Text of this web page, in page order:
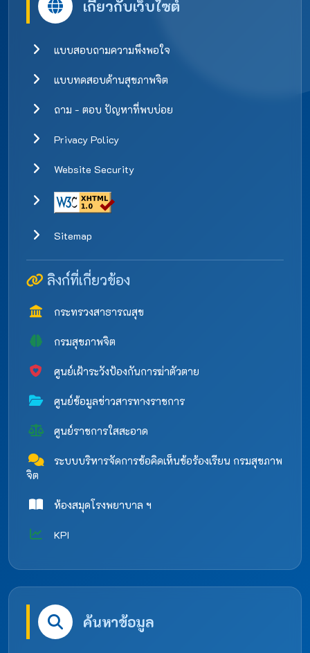
เกี่ยวกับเว็บไซต์
แบบสอบถามความพึงพอใจ
แบบทดสอบด้านสุขภาพจิต
ถาม - ตอบ ปัญหาที่พบบ่อย
Privacy Policy
Website Security
Sitemap
ลิงก์ที่เกี่ยวข้อง
กระทรวงสาธารณสุข
กรมสุขภาพจิต
ศูนย์เฝ้าระวังป้องกันการฆ่าตัวตาย
ศูนย์ข้อมูลข่าวสารทางราชการ
ศูนย์ราชการใสสะอาด
ระบบบริหารจัดการข้อคิดเห็นข้อร้องเรียน กรมสุขภาพ
จิต
ห้องสมุดโรงพยาบาล ฯ
KPI
ค้นหาข้อมูล